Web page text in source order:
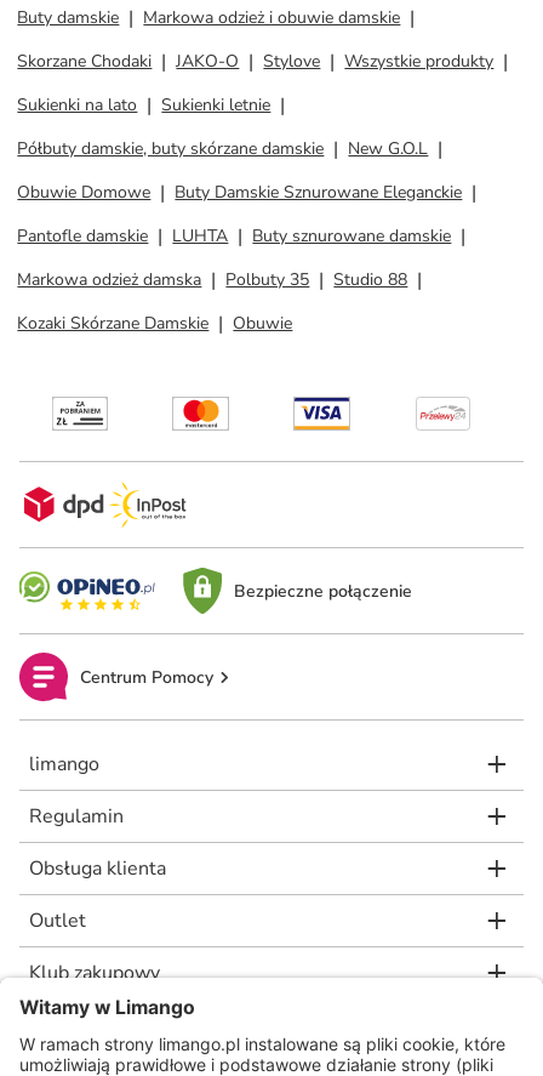
Buty damskie
Markowa odzież i obuwie damskie
Skorzane Chodaki
JAKO-O Stylove
Wszystkie produkty
Sukienki na lato
Sukienki letnie
Półbuty damskie, buty skórzane damskie
New G.O.L
Obuwie Domowe
Buty Damskie Sznurowane Eleganckie
Pantofle damskie
LUHTA
Buty sznurowane damskie
Markowa odzież damska
Polbuty 35
Studio 88
Kozaki Skórzane Damskie
Obuwie
Bezpieczne połączenie
Centrum Pomocy
limango
Regulamin
Obsługa klienta
Outlet
Klub zakupowy